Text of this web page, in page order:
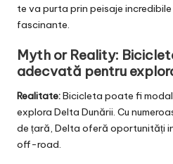
te va purta prin peisaje
fascinante.
Myth or Reality:
adecvată pentru
Realitate:Bicicleta poate fi
explora Delta Dunării. Cu
de țară, Delta oferă oportunități
off-road.